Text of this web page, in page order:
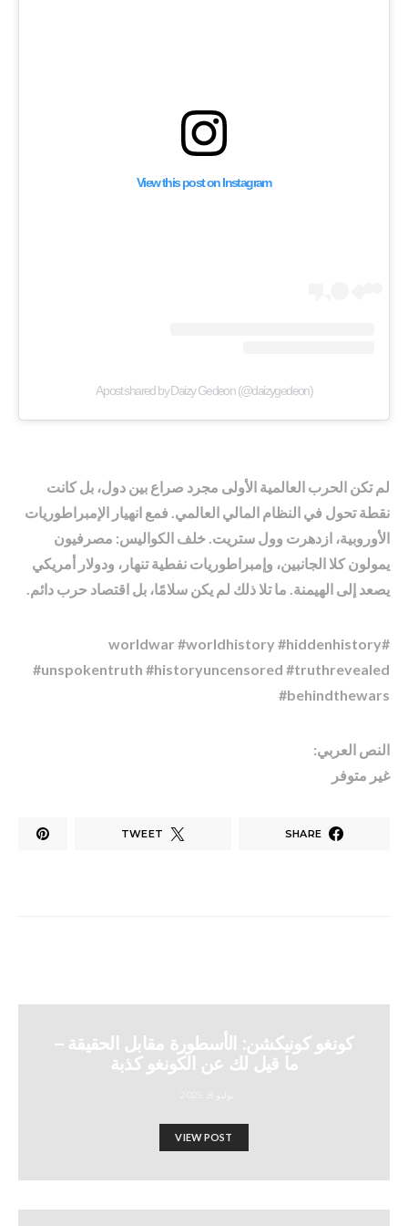
View this post on Instagram
A post shared by Daizy Gedeon (@daizygedeon)
لم تكن الحرب العالمية الأولى مجرد صراع بين دول، بل كانت
نقطة تحول في النظام المالي العالمي. فمع انهيار الإمبراطوريات
الأوروبية، ازدهرت وول ستريت. خلف الكواليس: مصرفيون
يمولون كلا الجانبين، وإمبراطوريات نفطية تنهار، ودولار أمريكي
يصعد إلى الهيمنة. ما تلا ذلك لم يكن سلامًا، بل اقتصاد حرب دائم.
#worldwar #worldhistory #hiddenhistory
#unspokentruth #historyuncensored #truthrevealed
#behindthewars
النص العربي:
غير متوفر
SHARE
TWEET
كونغو كونيكشن: الأسطورة مقابل الحقيقة –
ما قيل لك عن الكونغو كذبة
VIEW POST